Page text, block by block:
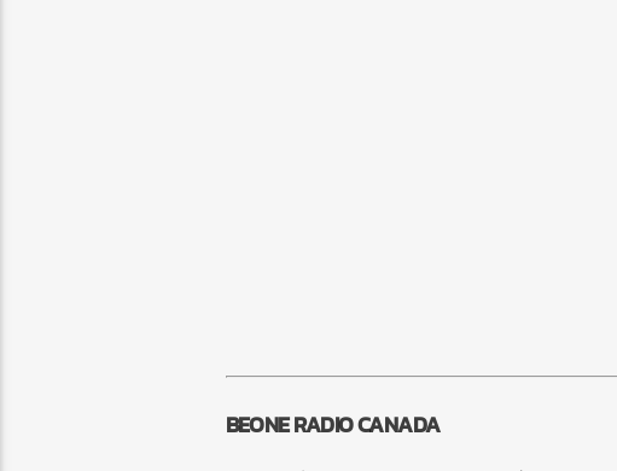
BEONE RADIO CANADA